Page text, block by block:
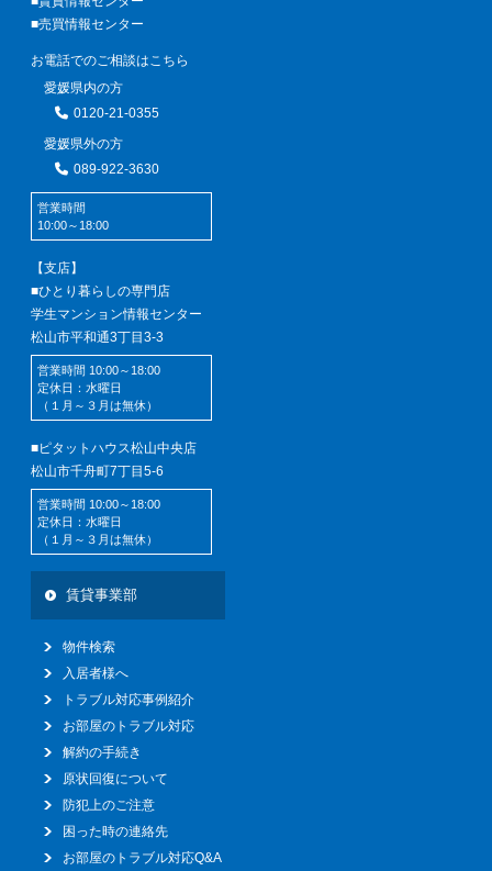
■売買情報センター
お電話でのご相談はこちら
愛媛県内の方
0120-21-0355
愛媛県外の方
089-922-3630
営業時間
10:00～18:00
【支店】
■ひとり暮らしの専門店
学生マンション情報センター
松山市平和通3丁目3-3
営業時間 10:00～18:00
定休日：水曜日
（１月～３月は無休）
■ピタットハウス松山中央店
松山市千舟町7丁目5-6
営業時間 10:00～18:00
定休日：水曜日
（１月～３月は無休）
賃貸事業部
物件検索
入居者様へ
トラブル対応事例紹介
お部屋のトラブル対応
解約の手続き
原状回復について
防犯上のご注意
困った時の連絡先
お部屋のトラブル対応Q&A